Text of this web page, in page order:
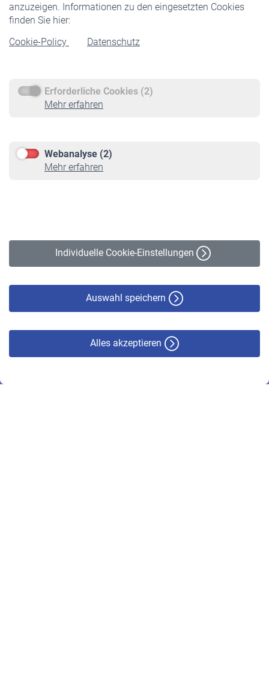
anzuzeigen. Informationen zu den eingesetzten Cookies
finden Sie hier:
Cookie-Policy
Datenschutz
Erforderliche Cookies (2)
Mehr erfahren
Webanalyse (2)
Mehr erfahren
Individuelle Cookie-Einstellungen
Auswahl speichern
Alles akzeptieren
Rentner
Rentenbeginn
Rente beantragen
Service
Informationen
Online-Rechner
VBLnewsletter
Erklärung zur Barrierefreiheit
© VBL 2026